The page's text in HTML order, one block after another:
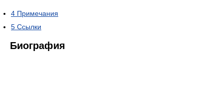
4 Примечания
5 Ссылки
Биография